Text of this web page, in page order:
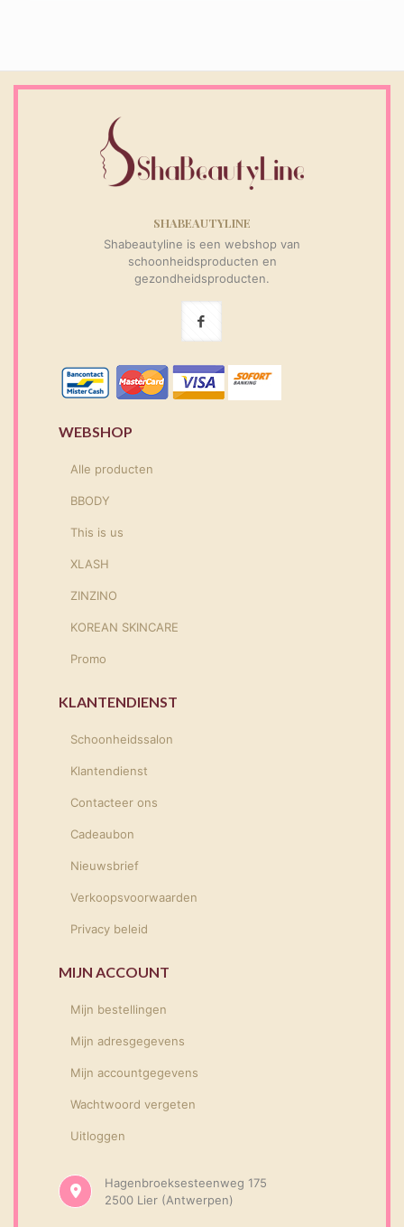
SHABEAUTYLINE
Shabeautyline is een webshop van
schoonheidsproducten en
gezondheidsproducten.
WEBSHOP
Alle producten
BBODY
This is us
XLASH
ZINZINO
KOREAN SKINCARE
Promo
KLANTENDIENST
Schoonheidssalon
Klantendienst
Contacteer ons
Cadeaubon
Nieuwsbrief
Verkoopsvoorwaarden
Privacy beleid
MIJN ACCOUNT
Mijn bestellingen
Mijn adresgegevens
Mijn accountgegevens
Wachtwoord vergeten
Uitloggen
Hagenbroeksesteenweg 175
2500 Lier (Antwerpen)